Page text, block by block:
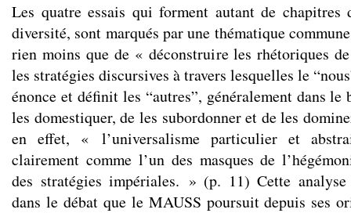
Les quatre essais qui forment autant de
diversité, sont marqués par une thématique
rien moins que de « déconstruire les rhétoriques
les stratégies discursives à travers lesquelles le
énonce et définit les “autres”, généralement dans le
les domestiquer, de les subordonner et de les
en effet, « l’universalisme particulier et
clairement comme l’un des masques de
des stratégies impériales. » (p. 11) Cette
dans le débat que le MAUSS poursuit depuis ses